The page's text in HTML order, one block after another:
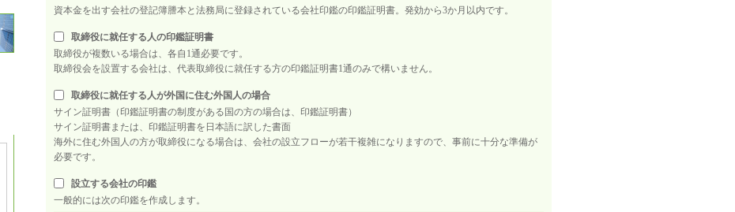
資本金を出す会社の登記簿謄本と法務局に登録されている会社印鑑の印鑑証明書。発効から3か月以内です。
取締役に就任する人の印鑑証明書
取締役が複数いる場合は、各自1通必要です。
取締役会を設置する会社は、代表取締役に就任する方の印鑑証明書1通のみで構いません。
取締役に就任する人が外国に住む外国人の場合
サイン証明書（印鑑証明書の制度がある国の方の場合は、印鑑証明書）
サイン証明書または、印鑑証明書を日本語に訳した書面
海外に住む外国人の方が取締役になる場合は、会社の設立フローが若干複雑になりますので、事前に十分な準備が
必要です。
設立する会社の印鑑
一般的には次の印鑑を作成します。